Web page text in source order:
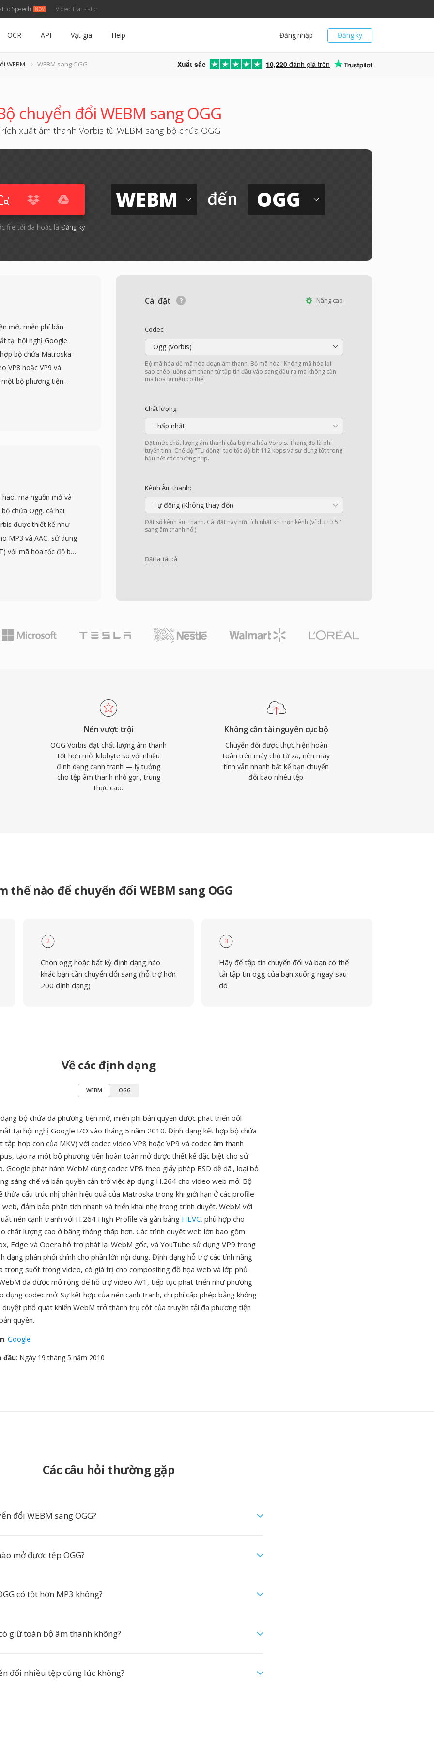
to Speech Video Translator
Đăng ký
Đăng nhập
OCR API Vật giá Help
WEBM WEBM sang OGG Xuất sắc 10,220 đánh giá trên
chuyển đổi WEBM sang OGG
xuất âm thanh Vorbis từ WEBM sang bộ chứa OGG
file tối đa hoặc là Đăng ký
WEBM đến OGG
Nâng cao
Cài đặt
Codec:
Ogg (Vorbis)
Bộ mã hóa để mã hóa đoạn âm thanh. Bộ mã hóa "Không mã hóa lại"
sao chép luồng âm thanh từ tập tin đầu vào sang đầu ra mà không cần
mã hóa lại nếu có thể.
Chất lượng:
Thấp nhất
Đặt mức chất lượng âm thanh của bộ mã hóa Vorbis. Thang đo là phi
tuyến tính. Chế độ "Tự động" tạo tốc độ bit 112 kbps và sử dụng tốt trong
hầu hết các trường hợp.
Kênh Âm thanh:
Tự động (Không thay đổi)
Đặt số kênh âm thanh. Cài đặt này hữu ích nhất khi trộn kênh (ví dụ: từ 5.1
sang âm thanh nổi).
Đặt lại tất cả
mở, miễn phí bản
tại hội nghị Google
bộ chứa Matroska
VP8 hoặc VP9 và
bộ phương tiện
dụng trên web.
suất nén cạnh tranh
Các trình duyệt web
hỗ trợ phát lại
WebM làm định dạng
dạng hỗ trợ các tính
có giá trị cho
hơn, WebM đã
hao, mã nguồn mở và
chứa Ogg, cả hai
được thiết kế như
MP3 và AAC, sử dụng
với mã hóa tốc độ bit
từng khung. Các thử
có phí cấp phép —
và nhà sản xuất
lý do nó vẫn phổ biến
hạn hẹp và hàng
VLC, Firefox,
nguyên bản.
Nén vượt trội
OGG Vorbis đạt chất lượng âm thanh
tốt hơn mỗi kilobyte so với nhiều
định dạng cạnh tranh — lý tưởng
cho tệp âm thanh nhỏ gọn, trung
thực cao.
Không cần tài nguyên cục bộ
Chuyển đổi được thực hiện hoàn
toàn trên máy chủ từ xa, nên máy
tính vẫn nhanh bất kể bạn chuyển
đổi bao nhiêu tệp.
thế nào để chuyển đổi WEBM sang OGG
2
Chọn ogg hoặc bất kỳ định dạng nào
khác bạn cần chuyển đổi sang (hỗ trợ hơn
200 định dạng)
3
Hãy để tập tin chuyển đổi và bạn có thể
tải tập tin ogg của bạn xuống ngay sau
đó
Về các định dạng
WEBM OGG
bộ chứa đa phương tiện mở, miễn phí bản quyền được phát triển bởi
tại hội nghị Google I/O vào tháng 5 năm 2010. Định dạng kết hợp bộ chứa
tập hợp con của MKV) với codec video VP8 hoặc VP9 và codec âm thanh
tạo ra một bộ phương tiện hoàn toàn mở được thiết kế đặc biệt cho sử
Google phát hành WebM cùng codec VP8 theo giấy phép BSD dễ dãi, loại bỏ
sáng chế và bản quyền cản trở việc áp dụng H.264 cho video web mở. Bộ
thừa cấu trúc nhị phân hiệu quả của Matroska trong khi giới hạn ở các profile
đảm bảo phân tích nhanh và triển khai nhẹ trong trình duyệt. WebM với
nén cạnh tranh với H.264 High Profile và gần bằng HEVC, phù hợp cho
chất lượng cao ở băng thông thấp hơn. Các trình duyệt web lớn bao gồm
Edge và Opera hỗ trợ phát lại WebM gốc, và YouTube sử dụng VP9 trong
dạng phân phối chính cho phần lớn nội dung. Định dạng hỗ trợ các tính năng
trong suốt trong video, có giá trị cho compositing đồ họa web và lớp phủ.
đã được mở rộng để hỗ trợ video AV1, tiếp tục phát triển như phương
dụng codec mở. Sự kết hợp của nén cạnh tranh, chi phí cấp phép bằng không
phổ quát khiến WebM trở thành trụ cột của truyền tải đa phương tiện
quyền.
: Google
đầu: Ngày 19 tháng 5 năm 2010
Các câu hỏi thường gặp
đổi WEBM sang OGG?
mở được tệp OGG?
có tốt hơn MP3 không?
giữ toàn bộ âm thanh không?
đổi nhiều tệp cùng lúc không?